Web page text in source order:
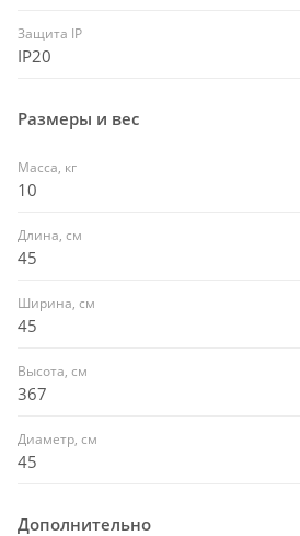
Защита IP
IP20
Размеры и вес
Масса, кг
10
Длина, см
45
Ширина, см
45
Высота, см
367
Диаметр, см
45
Дополнительно